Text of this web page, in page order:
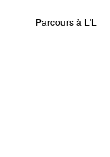
Parcours à L'L